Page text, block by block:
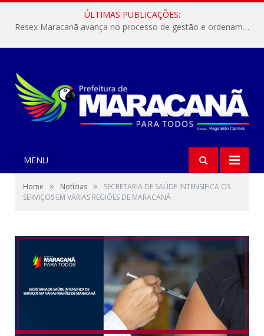
ÚLTIMAS PUBLICAÇÕES:
Resex Maracanã avança no processo de gestão e ordenamento do turismo em nossas áreas protegidas.
MENU
Home » Notícias »
SECRETARIA DE SAÚDE INTENSIFICA OS
SERVIÇOS EM VÁRIAS REGIÕES DE MARACANÃ